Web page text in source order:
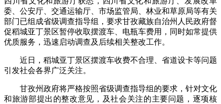
委、公安厅、交通运输厅、市场监管局、林业和草原局等有关
部门已组成省级调查指导组，要求甘孜藏族自治州人民政府督
促稻城亚丁景区暂停收取摆渡车、电瓶车费用，同时如常提供
优质服务，迅速启动调查及后续相关整改工作。
近日，稻城亚丁景区摆渡车收费不合理、省道设卡等问题
引发社会各界广泛关注。
甘孜州政府将严格按照省级调查指导组的要求，针对文化
和旅游部提出的整改意见，及社会关注的主要问题，逐项核